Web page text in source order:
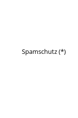
Spamschutz (*)